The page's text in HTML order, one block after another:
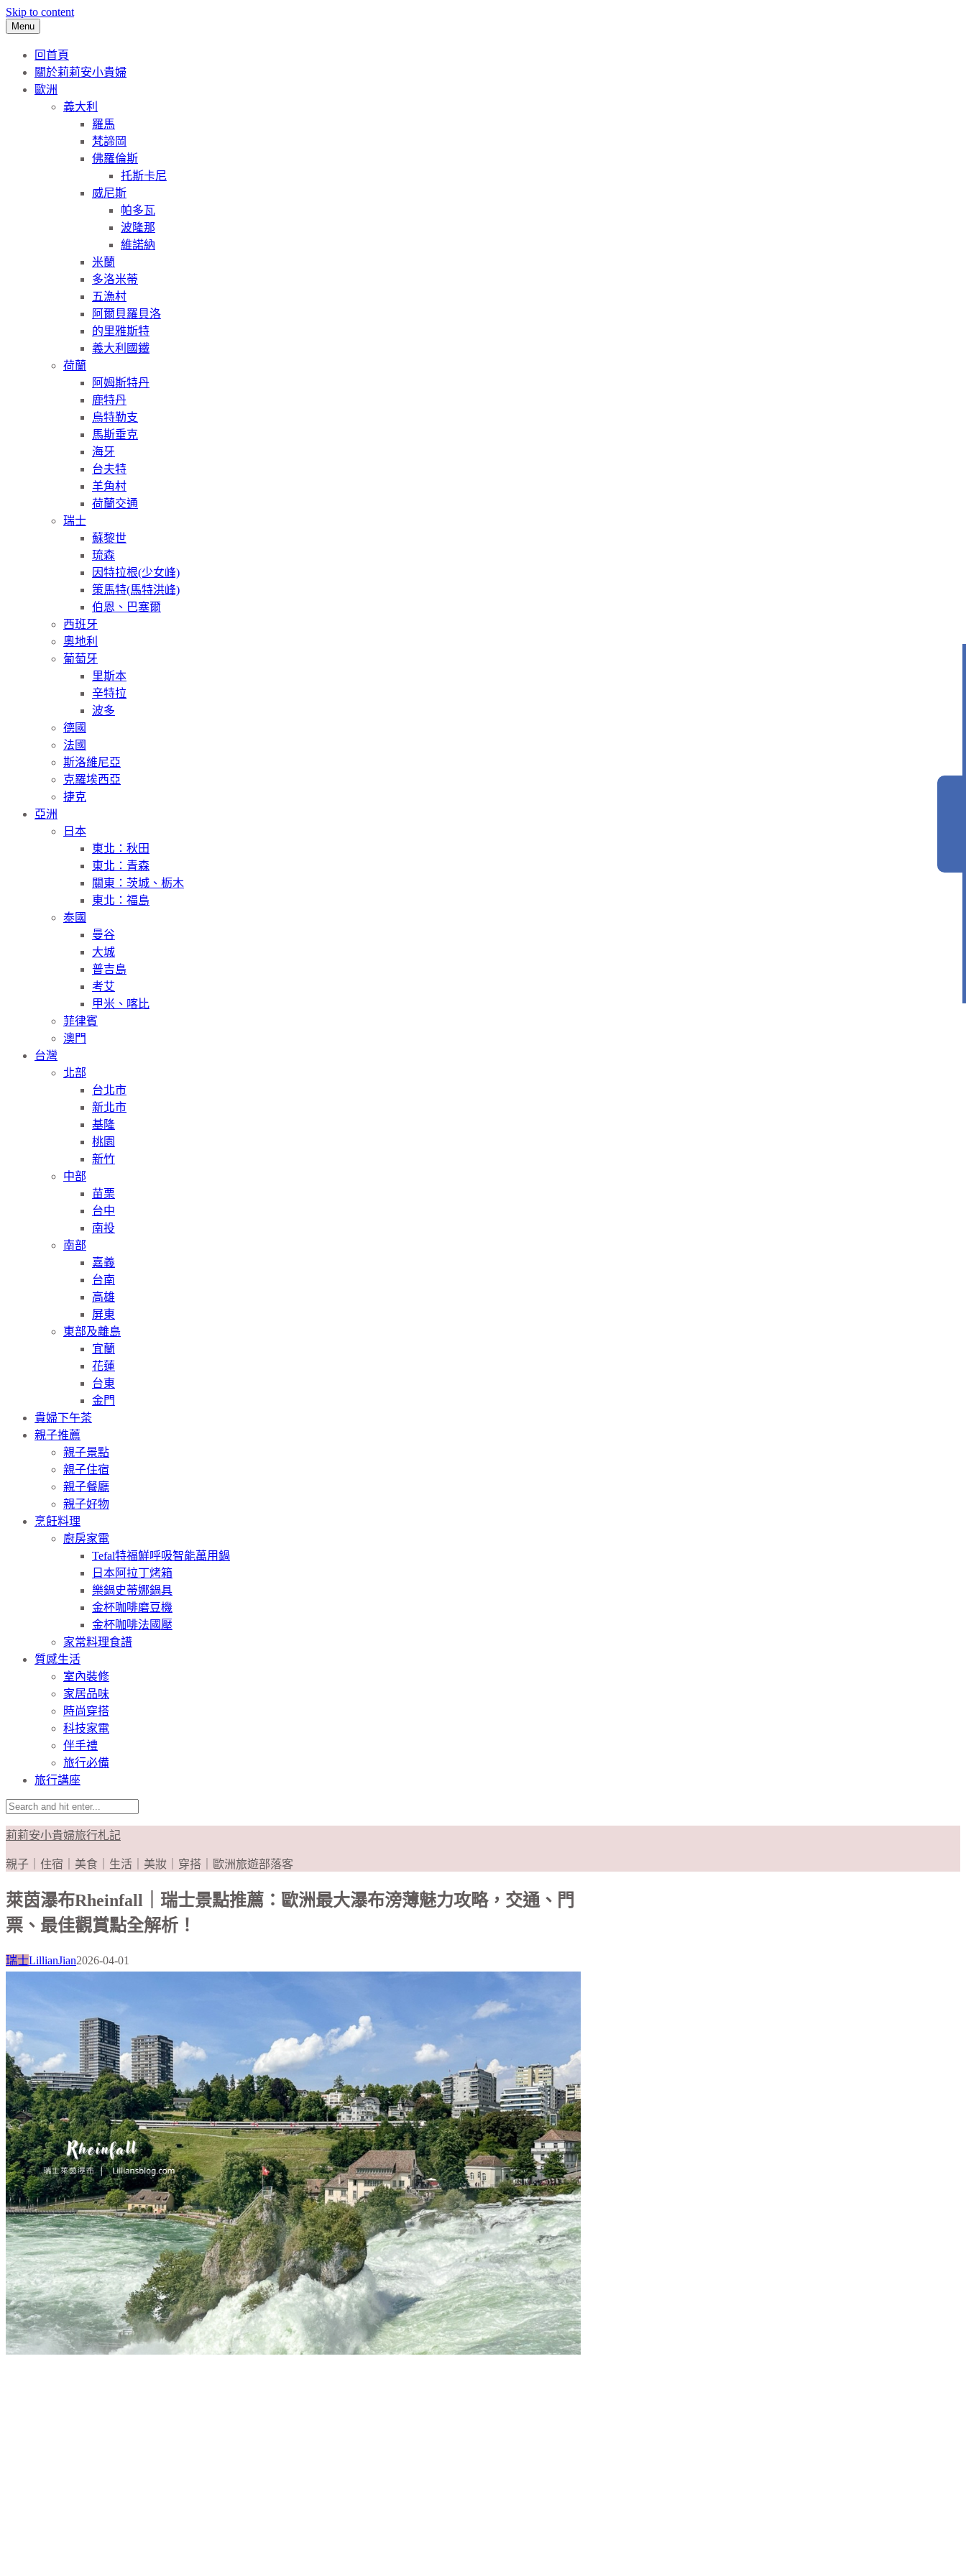
Skip to content
Menu
回首頁
關於莉莉安小貴婦
歐洲
義大利
羅馬
梵諦岡
佛羅倫斯
托斯卡尼
威尼斯
帕多瓦
波隆那
維諾納
米蘭
多洛米蒂
五漁村
阿爾貝羅貝洛
的里雅斯特
義大利國鐵
荷蘭
阿姆斯特丹
鹿特丹
烏特勒支
馬斯垂克
海牙
台夫特
羊角村
荷蘭交通
瑞士
蘇黎世
琉森
因特拉根(少女峰)
策馬特(馬特洪峰)
伯恩、巴塞爾
西班牙
奧地利
葡萄牙
里斯本
辛特拉
波多
德國
法國
斯洛維尼亞
克羅埃西亞
捷克
亞洲
日本
東北：秋田
東北：青森
關東：茨城、栃木
東北：福島
泰國
曼谷
大城
普吉島
考艾
甲米、喀比
菲律賓
澳門
台灣
北部
台北市
新北市
基隆
桃園
新竹
中部
苗栗
台中
南投
南部
嘉義
台南
高雄
屏東
東部及離島
宜蘭
花蓮
台東
金門
貴婦下午茶
親子推薦
親子景點
親子住宿
親子餐廳
親子好物
烹飪料理
廚房家電
Tefal特福鮮呼吸智能萬用鍋
日本阿拉丁烤箱
樂鍋史蒂娜鍋具
金杯咖啡磨豆機
金杯咖啡法國壓
家常料理食譜
質感生活
室內裝修
家居品味
時尚穿搭
科技家電
伴手禮
旅行必備
旅行講座
莉莉安小貴婦旅行札記
親子｜住宿｜美食｜生活｜美妝｜穿搭｜歐洲旅遊部落客
萊茵瀑布Rheinfall｜瑞士景點推薦：歐洲最大瀑布滂薄魅力攻略，交通、門
票、最佳觀賞點全解析！
瑞士LillianJian2026-04-01